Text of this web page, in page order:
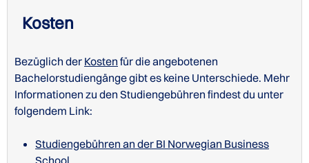
Kosten
Bezüglich der Kosten für die angebotenen
Bachelorstudiengänge gibt es keine Unterschiede. Mehr
Informationen zu den Studiengebühren findest du unter
folgendem Link:
Studiengebühren an der BI Norwegian Business